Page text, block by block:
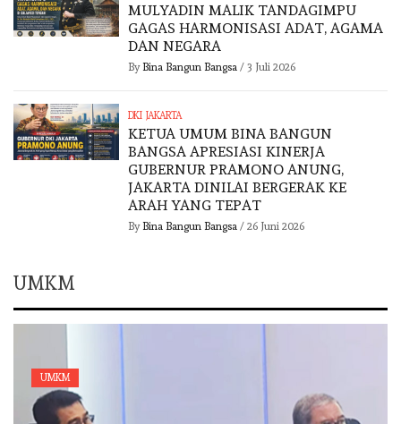
MULYADIN MALIK TANDAGIMPU
GAGAS HARMONISASI ADAT, AGAMA
DAN NEGARA
By Bina Bangun Bangsa/ 3 Juli 2026
DKI JAKARTA
KETUA UMUM BINA BANGUN
BANGSA APRESIASI KINERJA
GUBERNUR PRAMONO ANUNG,
JAKARTA DINILAI BERGERAK KE
ARAH YANG TEPAT
By Bina Bangun Bangsa/ 26 Juni 2026
UMKM
UMKM